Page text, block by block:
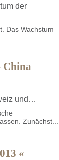
der
Das Wachstum
China
und…
Zunächst...
«